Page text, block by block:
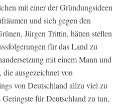
mit einer der Gründungsideen
und sich gegen den
Jürgen Trittin, hätten stellen
für das Land zu
mit einem Mann und
ausgezeichnet von
von Deutschland allzu viel zu
für Deutschland zu tun,